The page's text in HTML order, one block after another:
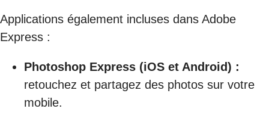
Applications également incluses dans Adobe
Express :
Photoshop Express (iOS et Android) :
retouchez et partagez des photos sur votre
mobile.